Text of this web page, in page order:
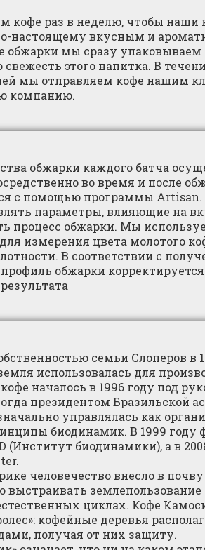
кофе раз в неделю, чтобы наши
настоящему вкусным и
обжарки мы сразу упаковываем
свежесть этого напитка. В
мы отправляем кофе нашим
компанию.
обжарки каждого батча
во время и после
с помощью программы Artisan.
параметры, влияющие на
процесс обжарки. Мы
измерения цвета молотого
В соответствии с
обжарки
семьи Слоперов в
использовалась для
началось в 1996 году под
президентом Бразильской
управлялась как
биодинамик. В 1999 году
(Институт биодинамики), а в
человечество внесло в
выстраивать землепользование
циклах. Кофе
кофейные деревья
получая от них защиту.